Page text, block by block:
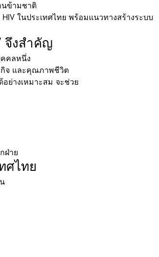
นข้ามชาติ
ในประเทศไทย พร้อมแนวทางสร้างระบบ
จึงสำคัญ
คลหนึ่ง
กิจ และคุณภาพชีวิต
ย่างเหมาะสม จะช่วย
ฝ่าย
ศไทย